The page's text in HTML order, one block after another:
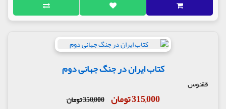
کتاب ایران در جنگ جهانی دوم
ققنوس
315,000 تومان 350,000 تومان